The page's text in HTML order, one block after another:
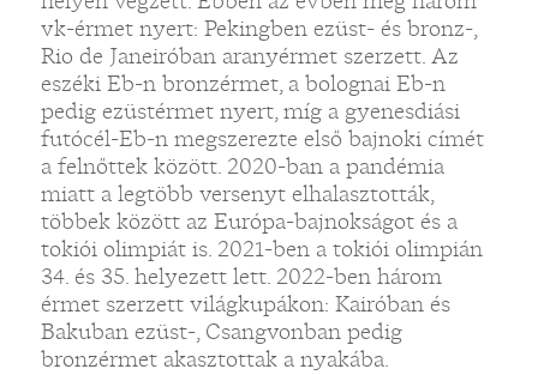
vk-érmet nyert: Pekingben ezüst- és bronz-,
Rio de Janeiróban aranyérmet szerzett. Az
eszéki Eb-n bronzérmet, a bolognai Eb-n
pedig ezüstérmet nyert, míg a gyenesdiási
futócél-Eb-n megszerezte első bajnoki címét
a felnőttek között. 2020-ban a pandémia
miatt a legtöbb versenyt elhalasztották,
többek között az Európa-bajnokságot és a
tokiói olimpiát is. 2021-ben a tokiói olimpián
34. és 35. helyezett lett. 2022-ben három
érmet szerzett világkupákon: Kairóban és
Bakuban ezüst-, Csangvonban pedig
bronzérmet akasztottak a nyakába.